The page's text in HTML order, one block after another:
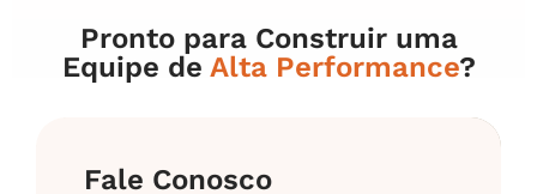
Pronto para Construir uma
Equipe de Alta Performance?
Fale Conosco